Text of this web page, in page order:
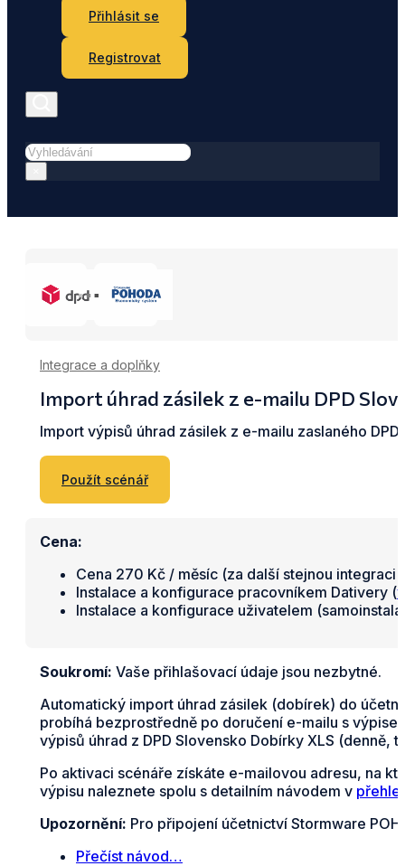
Přihlásit se
Registrovat
Hledat
Integrace a doplňky
Import úhrad zásilek z e-mailu DPD
Import výpisů úhrad zásilek z e-mailu zaslaného
Použít scénář
Cena:
Cena 270 Kč / měsíc (za další stejnou integraci
Instalace a konfigurace pracovníkem Dativery (
Instalace a konfigurace uživatelem
Soukromí: Vaše přihlašovací údaje jsou nezbytné.
Automatický import úhrad zásilek (dobírek) do
probíhá bezprostředně po doručení e-mailu s
výpisů úhrad z DPD Slovensko Dobírky XLS
Po aktivaci scénáře získáte e-mailovou adresu, na
výpisu naleznete spolu s detailním návodem v
Upozornění: Pro připojení účetnictví Stormware
Přečíst návod…